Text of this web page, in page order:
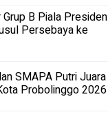
B Piala Presiden
Persebaya ke
SMAPA Putri Juara
Probolinggo 2026